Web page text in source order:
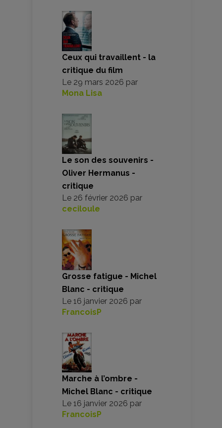
Ceux qui travaillent - la
critique du film
Le 29 mars 2026 par
Mona Lisa
Le son des souvenirs -
Oliver Hermanus -
critique
Le 26 février 2026 par
ceciloule
Grosse fatigue - Michel
Blanc - critique
Le 16 janvier 2026 par
FrancoisP
Marche à l’ombre -
Michel Blanc - critique
Le 16 janvier 2026 par
FrancoisP